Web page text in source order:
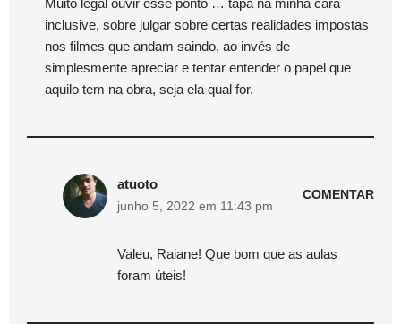
inclusive, sobre julgar sobre certas realidades impostas
nos filmes que andam saindo, ao invés de
simplesmente apreciar e tentar entender o papel que
aquilo tem na obra, seja ela qual for.
atuoto
junho 5, 2022 em 11:43 pm
COMENTAR
Valeu, Raiane! Que bom que as aulas
foram úteis!